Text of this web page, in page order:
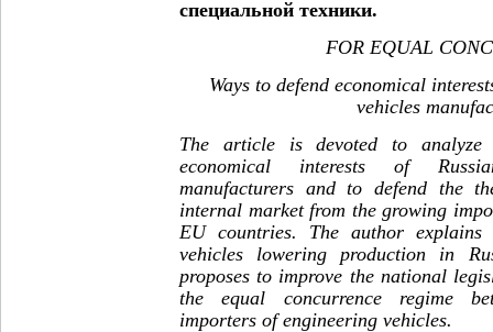
специальной техники.
FOR EQUAL
Ways to defend economical
vehicles
The article is devoted to
economical interests of
manufacturers and to defend the
internal market from the growing
EU countries. The author explains
vehicles lowering production in
proposes to improve the national
the equal concurrence regime
importers of engineering vehicles.